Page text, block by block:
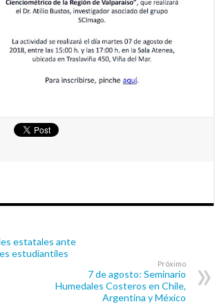
estatales ante
estudiantiles
Próximo
7 de agosto: Seminario
Humedales Costeros en Chile,
Argentina y México